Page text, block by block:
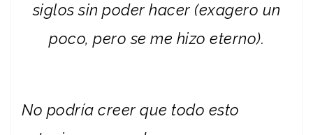
siglos sin poder hacer (exagero un
poco, pero se me hizo eterno).
No podría creer que todo esto